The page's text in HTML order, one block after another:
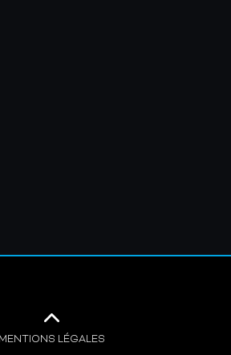
MENTIONS LÉGALES